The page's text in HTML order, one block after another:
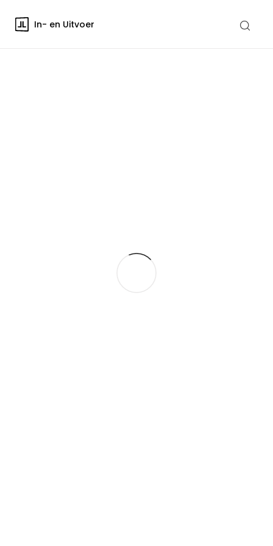
In- en Uitvoer